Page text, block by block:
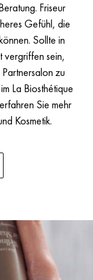
Friseur
Gefühl, die
Sollte in
vergriffen sein,
zu
La Biosthétique
Sie mehr
Kosmetik.